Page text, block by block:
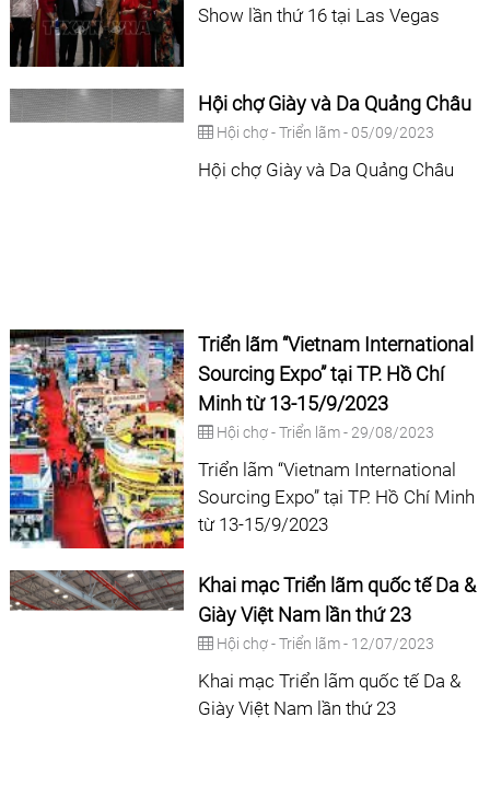
Show lần thứ 16 tại Las Vegas
Hội chợ Giày và Da Quảng Châu
Hội chợ - Triển lãm - 05/09/2023
Hội chợ Giày và Da Quảng Châu
Triển lãm “Vietnam International
Sourcing Expo” tại TP. Hồ Chí
Minh từ 13-15/9/2023
Hội chợ - Triển lãm - 29/08/2023
Triển lãm “Vietnam International
Sourcing Expo” tại TP. Hồ Chí Minh
từ 13-15/9/2023
Khai mạc Triển lãm quốc tế Da &
Giày Việt Nam lần thứ 23
Hội chợ - Triển lãm - 12/07/2023
Khai mạc Triển lãm quốc tế Da &
Giày Việt Nam lần thứ 23